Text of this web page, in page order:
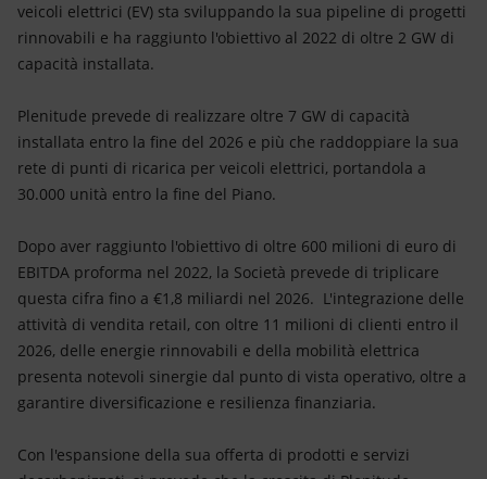
veicoli elettrici (EV) sta sviluppando la sua pipeline di progetti
rinnovabili e ha raggiunto l'obiettivo al 2022 di oltre 2 GW di
capacità installata.
Plenitude prevede di realizzare oltre 7 GW di capacità
installata entro la fine del 2026 e più che raddoppiare la sua
rete di punti di ricarica per veicoli elettrici, portandola a
30.000 unità entro la fine del Piano.
Dopo aver raggiunto l'obiettivo di oltre 600 milioni di euro di
EBITDA proforma nel 2022, la Società prevede di triplicare
questa cifra fino a €1,8 miliardi nel 2026. L'integrazione delle
attività di vendita retail, con oltre 11 milioni di clienti entro il
2026, delle energie rinnovabili e della mobilità elettrica
presenta notevoli sinergie dal punto di vista operativo, oltre a
garantire diversificazione e resilienza finanziaria.
Con l'espansione della sua offerta di prodotti e servizi